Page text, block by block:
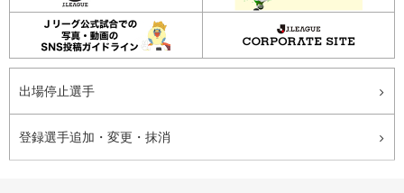
出場停止選手
登録選手追加・変更・抹消